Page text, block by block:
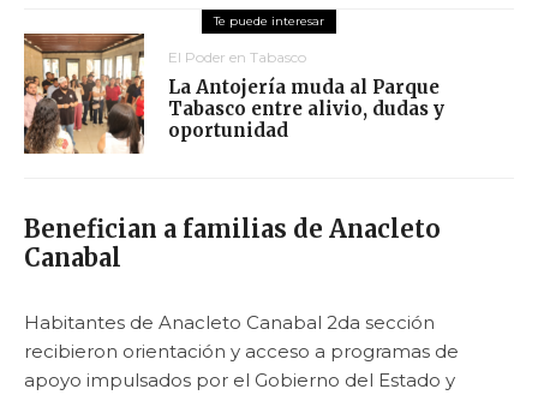
El Poder en Tabasco
La Antojería muda al Parque
Tabasco entre alivio, dudas y
oportunidad
Benefician a familias de Anacleto
Canabal
Habitantes de Anacleto Canabal 2da sección
recibieron orientación y acceso a programas de
apoyo impulsados por el Gobierno del Estado y